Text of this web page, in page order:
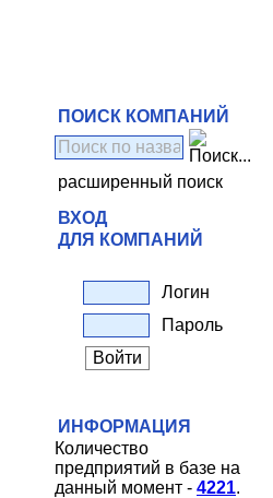
ПОИСК КОМПАНИЙ
расширенный поиск
ВХОД
ДЛЯ КОМПАНИЙ
Логин
Пароль
ИНФОРМАЦИЯ
Количество
предприятий в базе на
данный момент - 4221.